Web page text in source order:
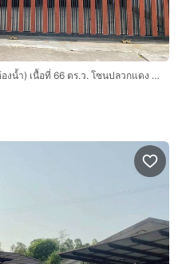
🏠 ขายบ้านเดี่ยว 1 ชั้น (2 ห้องนอน 2 ห้องน้ำ) เนื้อที่ 66 ตร.ว. โซนปลวกแดง ระยอง จอดรถได้ 4 คัน เจ้าของขายเอง